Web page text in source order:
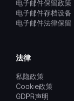
电子邮件保留政策
电子邮件存档设备
电子邮件法律保留
法律
私隐政策
Cookie政策
GDPR声明